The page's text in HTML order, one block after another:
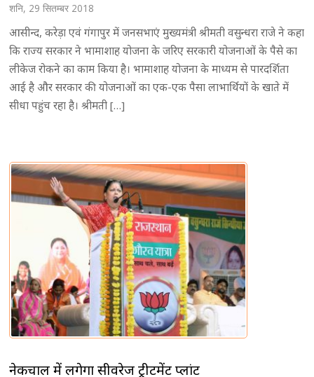
शनि, 29 सितम्बर 2018
आसीन्द, करेड़ा एवं गंगापुर में जनसभाएं मुख्यमंत्री श्रीमती वसुन्धरा राजे ने कहा
कि राज्य सरकार ने भामाशाह योजना के जरिए सरकारी योजनाओं के पैसे का
लीकेज रोकने का काम किया है। भामाशाह योजना के माध्यम से पारदर्शिता
आई है और सरकार की योजनाओं का एक-एक पैसा लाभार्थियों के खाते में
सीधा पहुंच रहा है। श्रीमती […]
नेकचाल में लगेगा सीवरेज ट्रीटमेंट प्लांट